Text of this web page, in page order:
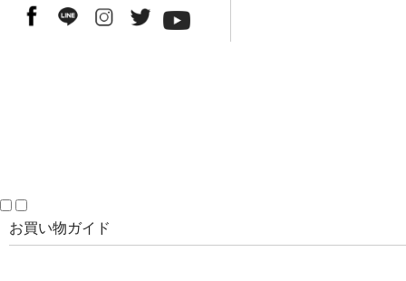
お買い物ガイド